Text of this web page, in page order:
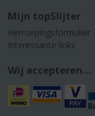
Mijn topSlijter
Herroepingsformulier
Interessante links
Wij accepteren...